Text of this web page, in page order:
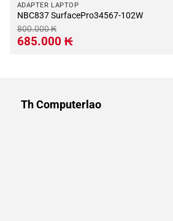
ADAPTER LAPTOP
NBC837 SurfacePro34567-102W
800.000₭
Giá
gốc
685.000 ₭Giá
hiện
Th Computerlao